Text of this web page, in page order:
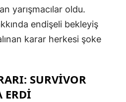
yarışmacılar oldu.
endişeli bekleyiş
karar herkesi şoke
SURVIVOR
ERDI